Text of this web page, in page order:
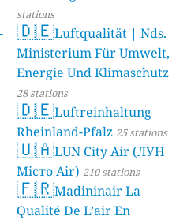
stations
🇩🇪Luftqualität | Nds.
Ministerium Für Umwelt,
Energie Und Klimaschutz
28 stations
🇩🇪Luftreinhaltung
Rheinland-Pfalz 25 stations
🇺🇦LUN City Air (ЛУН
Місто Air) 210 stations
🇫🇷Madininair La
Qualité De L’air En